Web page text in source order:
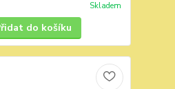
Skladem
do košíku